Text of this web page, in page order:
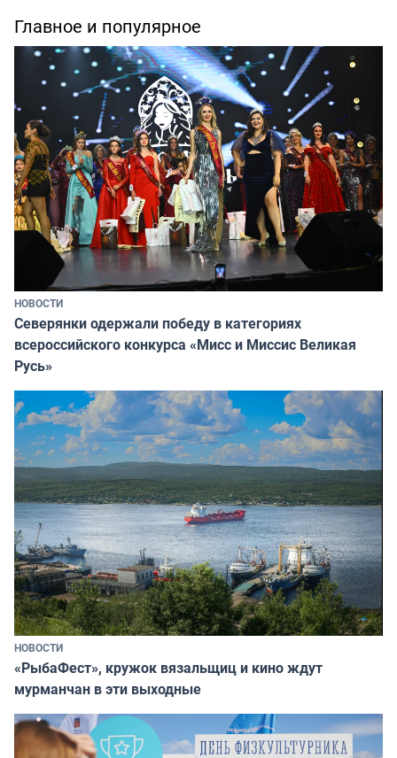
Главное и популярное
НОВОСТИ
Северянки одержали победу в категориях
всероссийского конкурса «Мисс и Миссис Великая
Русь»
НОВОСТИ
«РыбаФест», кружок вязальщиц и кино ждут
мурманчан в эти выходные